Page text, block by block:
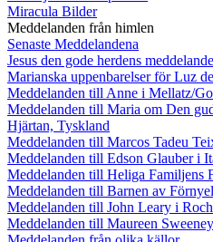
Miracula Bilder
Meddelanden från himlen
Senaste Meddelandena
Jesus den gode herdens
Marianska uppenbarelser för Luz
Meddelanden till Anne i Mellatz/
Meddelanden till Maria om Den
Hjärtan, Tyskland
Meddelanden till Marcos Tadeu
Meddelanden till Edson Glauber i
Meddelanden till Heliga Familjens
Meddelanden till Barnen av
Meddelanden till John Leary i
Meddelanden till Maureen